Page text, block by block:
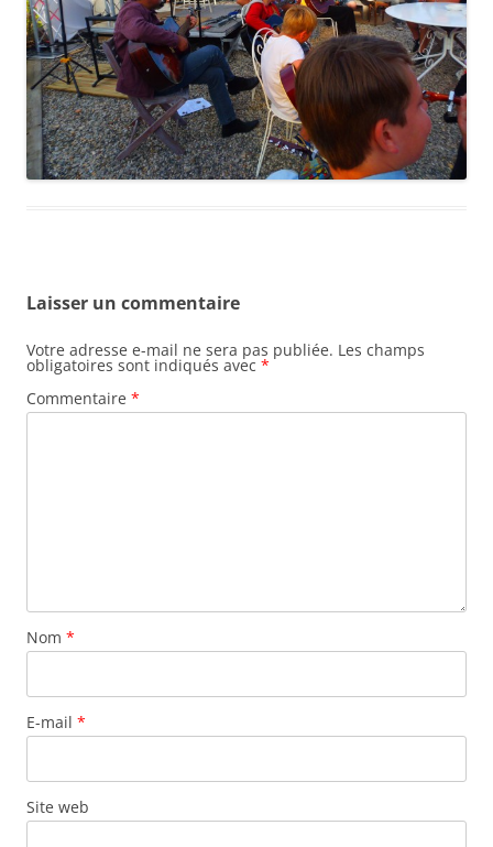
Laisser un commentaire
Votre adresse e-mail ne sera pas publiée. Les champs
obligatoires sont indiqués avec *
Commentaire *
Nom *
E-mail *
Site web